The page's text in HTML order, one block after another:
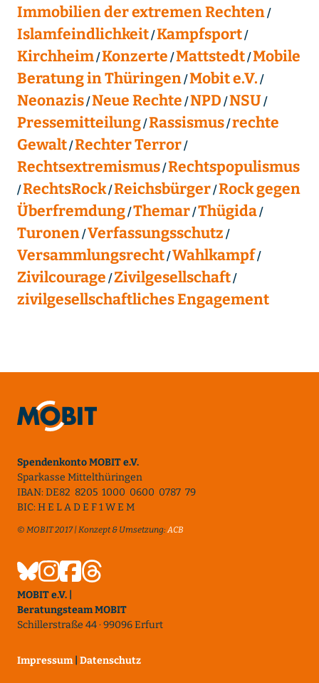
Immobilien der extremen Rechten
Islamfeindlichkeit Kampfsport
Kirchheim Konzerte Mattstedt Mobile
Beratung in Thüringen Mobit e.V.
Neonazis Neue Rechte NPD NSU
Pressemitteilung Rassismus rechte
Gewalt Rechter Terror
Rechtsextremismus Rechtspopulismus
RechtsRock Reichsbürger Rock gegen
Überfremdung Themar Thügida
Turonen Verfassungsschutz
Versammlungsrecht Wahlkampf
Zivilcourage Zivilgesellschaft
zivilgesellschaftliches Engagement
Spendenkonto MOBIT e.V.
Sparkasse Mittelthüringen
IBAN: DE82 8205 1000 0600 0787 79
BIC: H E L A D E F 1 W E M
© MOBIT 2017 | Konzept & Umsetzung:ACB
MOBIT e.V. |
Beratungsteam MOBIT
Schillerstraße 44 · 99096 Erfurt
Impressum Datenschutz